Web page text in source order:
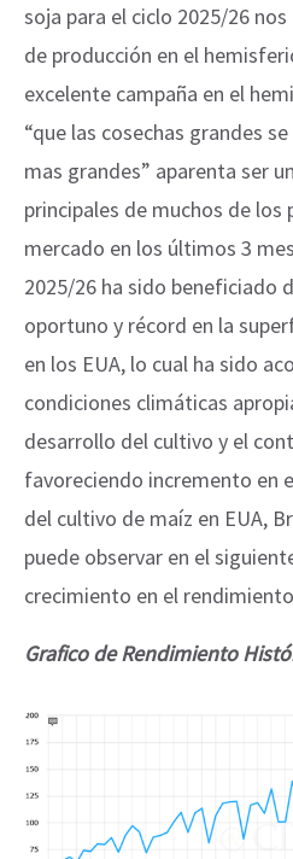
soja para el ciclo 2025/26
de producción en el
excelente campaña en el
“que las cosechas grandes
mas grandes” aparenta ser
principales de muchos de los
mercado en los últimos 3
2025/26 ha sido beneficiado
oportuno y récord en la
en los EUA, lo cual ha sido
condiciones climáticas
desarrollo del cultivo y el
favoreciendo incremento en
del cultivo de maíz en EUA,
puede observar en el
crecimiento en el
Grafico de Rendimiento